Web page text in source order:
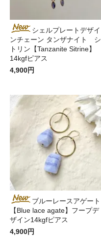
シェルプレートデザイ
ンチェーン タンザナイト シ
トリン【Tanzanite Sitrine】
14kgfピアス
4,900円
ブルーレースアゲート
【Blue lace agate】フープデ
ザイン14kgfピアス
4,900円